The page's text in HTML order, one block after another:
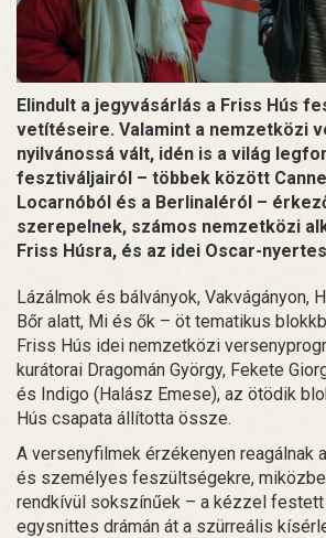
Elindult a jegyvásárlás a Friss Hús
vetítéseire. Valamint a nemzetközi
nyilvánossá vált, idén is a világ
fesztiváljairól – többek között
Locarnóból és a Berlinaléról –
szerepelnek, számos nemzetközi
Friss Húsra, és az idei Oscar-
Lázálmok és bálványok, Vakvágányon,
Bőr alatt, Mi és ők – öt tematikus
Friss Hús idei nemzetközi
kurátorai Dragomán György, Fekete
és Indigo (Halász Emese), az ötödik
Hús csapata állította össze.
A versenyfilmek érzékenyen reagálnak
és személyes feszültségekre,
rendkívül sokszínűek – a kézzel festett
egysnittes drámán át a szürreális